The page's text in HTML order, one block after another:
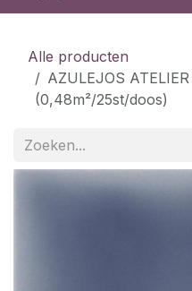
Alle producten
AZULEJOS
(0,48m²/25st/doos)